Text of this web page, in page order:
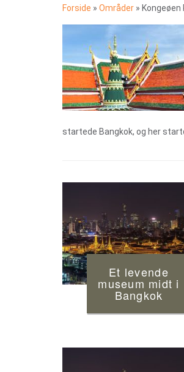
Forside » Områder »
startede Bangkok, og her
Et levende
museum midt i
Bangkok